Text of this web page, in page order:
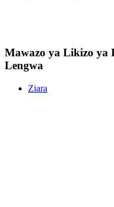
Mawazo ya Likizo ya
Lengwa
Ziara